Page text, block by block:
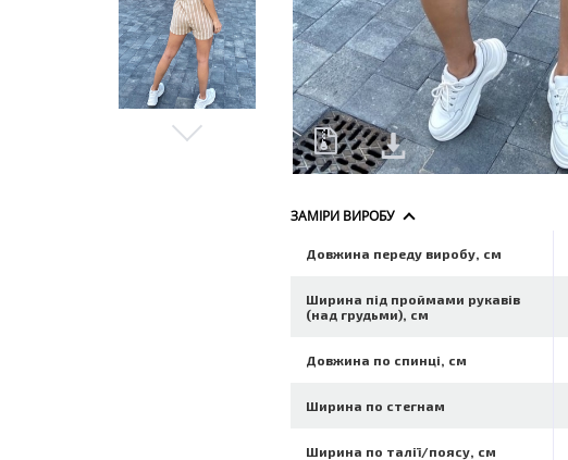
ЗАМІРИ ВИРОБУ
Довжина переду виробу, см
Ширина під проймами рукавів
(над грудьми), см
Довжина по спинці, см
Ширина по стегнам
Ширина по талії/поясу, см